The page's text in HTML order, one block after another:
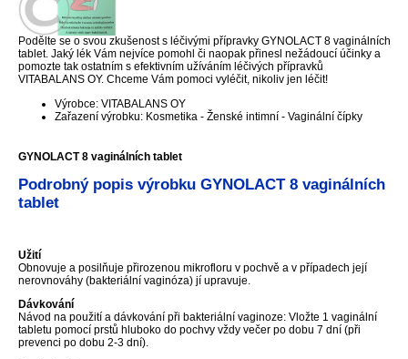
Podělte se o svou zkušenost s léčivými přípravky GYNOLACT 8 vaginálních
tablet. Jaký lék Vám nejvíce pomohl či naopak přinesl nežádoucí účinky a
pomozte tak ostatním s efektivním užíváním léčivých přípravků
VITABALANS OY. Chceme Vám pomoci vyléčit, nikoliv jen léčit!
Výrobce: VITABALANS OY
Zařazení výrobku: Kosmetika - Ženské intimní - Vaginální čípky
GYNOLACT 8 vaginálních tablet
Podrobný popis výrobku GYNOLACT 8 vaginálních
tablet
Užití
Obnovuje a posilňuje přirozenou mikrofloru v pochvě a v případech její
nerovnováhy (bakteriální vaginóza) jí upravuje.
Dávkování
Návod na použití a dávkování při bakteriální vaginoze: Vložte 1 vaginální
tabletu pomocí prstů hluboko do pochvy vždy večer po dobu 7 dní (při
prevenci po dobu 2-3 dní).